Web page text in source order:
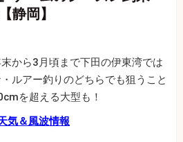
静岡】
から3月頃まで下田の伊東湾では
ルアー釣りのどちらでも狙うこと
を超える大型も！
気＆風波情報